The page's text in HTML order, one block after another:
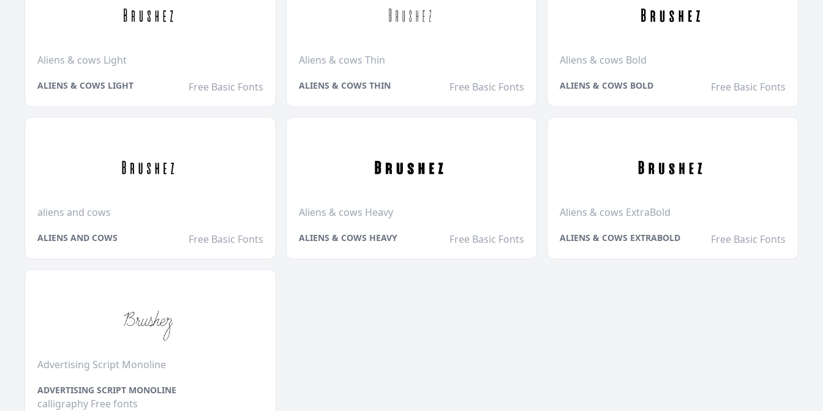
Aliens & cows Light
ALIENS & COWS LIGHT Free Basic Fonts
Aliens & cows Thin
ALIENS & COWS THIN Free Basic Fonts
Aliens & cows Bold
ALIENS & COWS BOLD Free Basic Fonts
aliens and cows
ALIENS AND COWS Free Basic Fonts
Aliens & cows Heavy
ALIENS & COWS HEAVY Free Basic Fonts
Aliens & cows ExtraBold
ALIENS & COWS EXTRABOLD Free Basic Fonts
Advertising Script Monoline
ADVERTISING SCRIPT MONOLINE
calligraphy Free fonts